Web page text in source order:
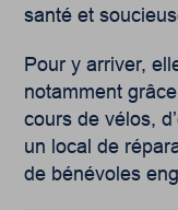
santé et
Pour y arriver,
notamment
cours de vélos,
un local de
de bénévoles